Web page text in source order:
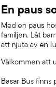
En paus
Med en paus
familjen. Låt
att njuta av en
Välkommen att
Basar Bus finns